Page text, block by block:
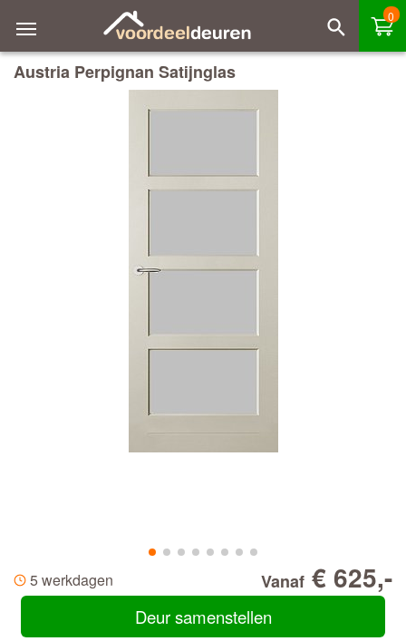
0
Austria Perpignan Satijnglas
5 werkdagen Vanaf € 625,-
Deur samenstellen